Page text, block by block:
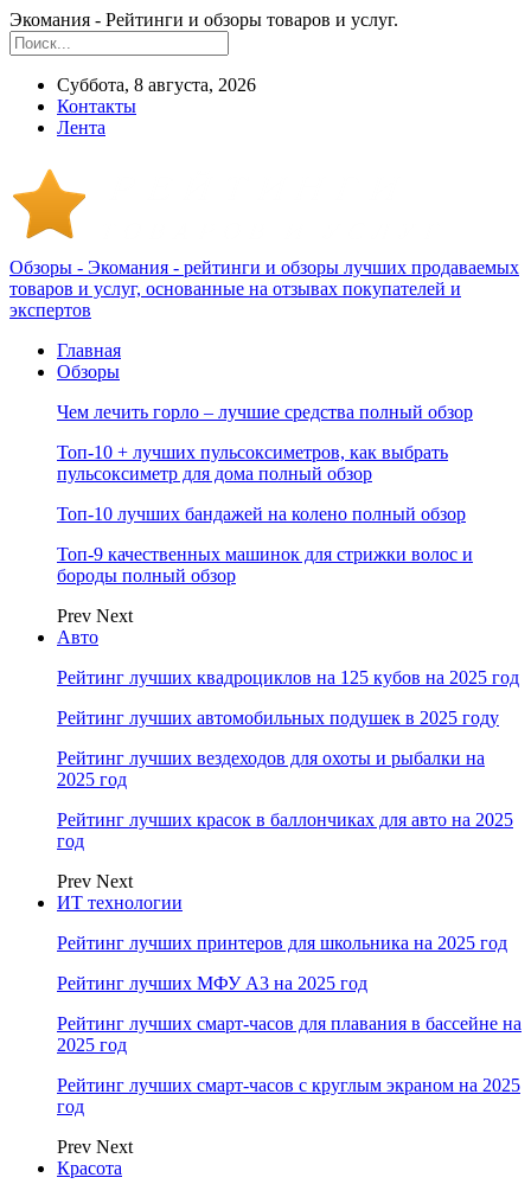
Экомания - Рейтинги и обзоры товаров и услуг.
Суббота, 8 августа, 2026
Контакты
Лента
Обзоры - Экомания - рейтинги и обзоры лучших продаваемых
товаров и услуг, основанные на отзывах покупателей и
экспертов
Главная
Обзоры
Чем лечить горло – лучшие средства полный обзор
Топ-10 + лучших пульсоксиметров, как выбрать
пульсоксиметр для дома полный обзор
Топ-10 лучших бандажей на колено полный обзор
Топ-9 качественных машинок для стрижки волос и
бороды полный обзор
Prev Next
Авто
Рейтинг лучших квадроциклов на 125 кубов на 2025 год
Рейтинг лучших автомобильных подушек в 2025 году
Рейтинг лучших вездеходов для охоты и рыбалки на
2025 год
Рейтинг лучших красок в баллончиках для авто на 2025
год
Prev Next
ИТ технологии
Рейтинг лучших принтеров для школьника на 2025 год
Рейтинг лучших МФУ А3 на 2025 год
Рейтинг лучших смарт-часов для плавания в бассейне на
2025 год
Рейтинг лучших смарт-часов с круглым экраном на 2025
год
Prev Next
Красота